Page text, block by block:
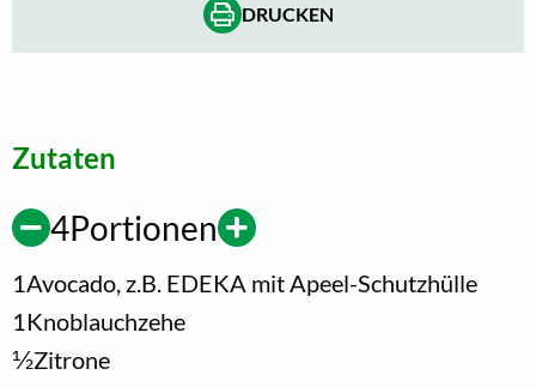
DRUCKEN
Zutaten
4Portionen
1 Avocado, z.B. EDEKA mit Apeel-Schutzhülle
1 Knoblauchzehe
1/2Zitrone